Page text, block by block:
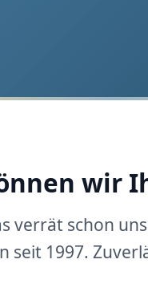
wir
verrät schon
seit 1997.